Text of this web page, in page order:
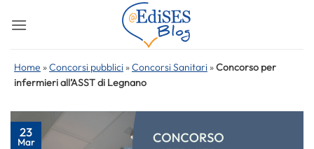
Home »Concorsi pubblici »Concorsi Sanitari »Concorso per
infermieri all’ASST di Legnano
23
Mar